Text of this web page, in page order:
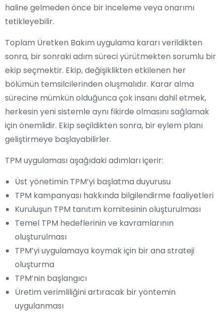
haline gelmeden önce bir inceleme veya onarımı
tetikleyebilir.
Toplam Üretken Bakım uygulama kararı verildikten
sonra, bir sonraki adım süreci yürütmekten sorumlu bir
ekip seçmektir. Ekip, değişiklikten etkilenen her
bölümün temsilcilerinden oluşmalıdır. Karar alma
sürecine mümkün olduğunca çok insanı dahil etmek,
herkesin yeni sistemle aynı fikirde olmasını sağlamak
için önemlidir. Ekip seçildikten sonra, bir eylem planı
geliştirmeye başlayabilirler.
TPM uygulaması aşağıdaki adımları içerir:
Üst yönetimin TPM’yi başlatma duyurusu
TPM kampanyası hakkında bilgilendirme faaliyetleri
Kuruluşun TPM tanıtım komitesinin oluşturulması
Temel TPM hedeflerinin ve kavramlarının
oluşturulması
TPM’yi uygulamaya koymak için bir ana strateji
oluşturma
TPM’nin başlangıcı
Üretim verimliliğini artıracak bir yöntemin
uygulanması